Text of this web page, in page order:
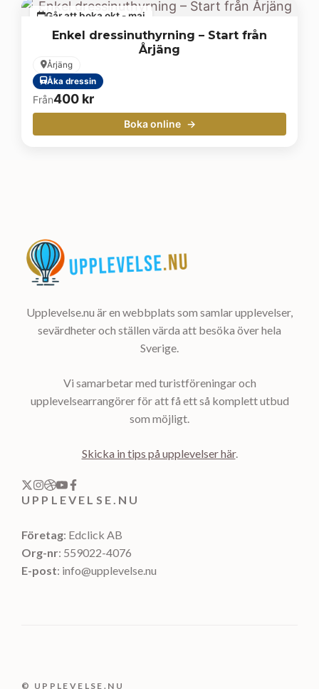
Går att boka okt - maj
Enkel dressinuthyrning – Start från
Årjäng
Årjäng
Åka dressin
Från400 kr
Boka online
Upplevelse.nu är en webbplats som samlar upplevelser,
sevärdheter och ställen värda att besöka över hela
Sverige.
Vi samarbetar med turistföreningar och
upplevelsearrangörer för att få ett så komplett utbud
som möjligt.
Skicka in tips på upplevelser här.
UPPLEVELSE.NU
Företag: Edclick AB
Org-nr: 559022-4076
E-post: info@upplevelse.nu
© UPPLEVELSE.NU